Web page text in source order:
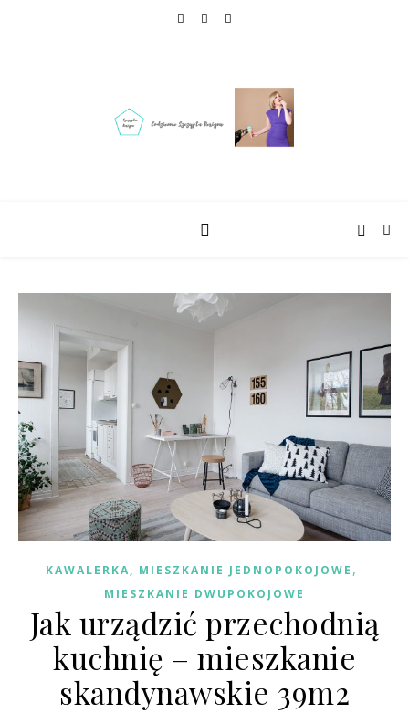
KAWALERKA, MIESZKANIE JEDNOPOKOJOWE ,
MIESZKANIE DWUPOKOJOWE
Jak urządzić przechodnią
kuchnię – mieszkanie
skandynawskie 39m2